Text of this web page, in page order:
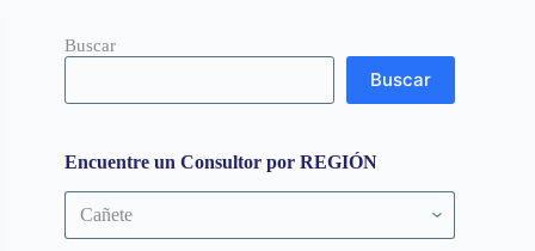
Buscar
Buscar
Encuentre un Consultor por REGIÓN
Encuentre
un
Consultor